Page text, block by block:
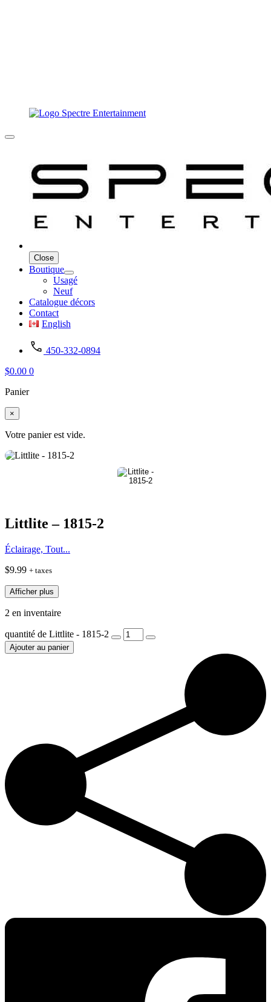
Close
Boutique
Usagé
Neuf
Catalogue décors
Contact
English
450-332-0894
$0.00 0
Panier
×
Votre panier est vide.
Littlite – 1815-2
Éclairage, Tout...
$9.99 + taxes
Afficher plus
2 en inventaire
quantité de Littlite - 1815-2
Ajouter au panier